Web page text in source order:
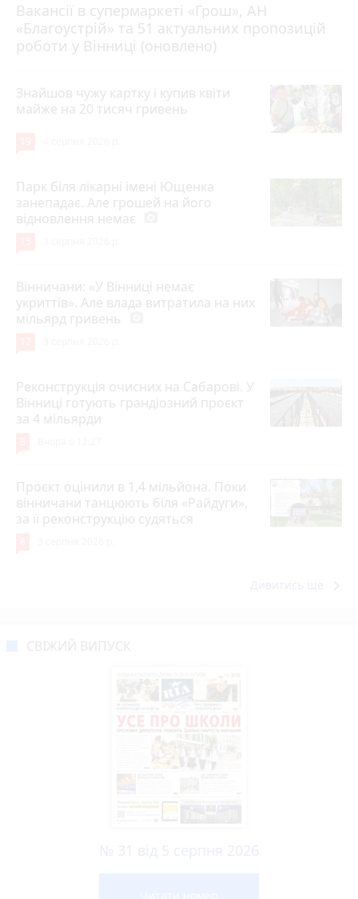
Вакансії в супермаркеті «Грош», АН
«Благоустрій» та 51 актуальних пропозицій
роботи у Вінниці (оновлено)
4 серпня 2026 р.
Знайшов чужу картку і купив квіти
майже на 20 тисяч гривень
Парк біля лікарні імені Ющенка
занепадає. Але грошей на його
відновлення немає
Вінничани: «У Вінниці немає
укриттів». Але влада витратила на них
мільярд гривень
Реконструкція очисних на Сабарові. У
Вінниці готують грандіозний проєкт
за 4 мільярди
Проєкт оцінили в 1,4 мільйона. Поки
вінничани танцюють біля «Райдуги»,
за її реконструкцію судяться